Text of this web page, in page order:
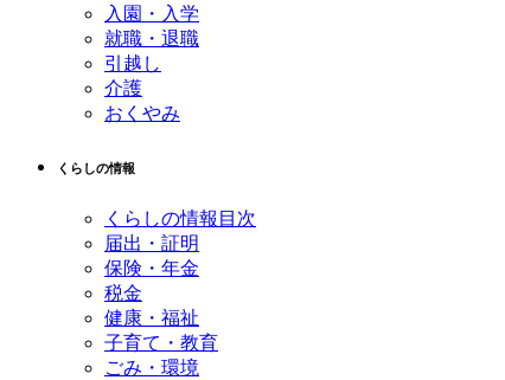
入園・入学
就職・退職
引越し
介護
おくやみ
くらしの情報
くらしの情報目次
届出・証明
保険・年金
税金
健康・福祉
子育て・教育
ごみ・環境